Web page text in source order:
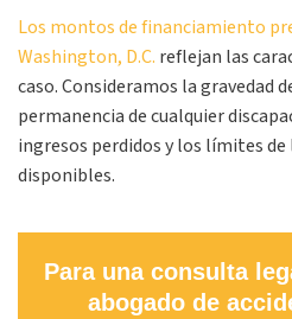
Los montos de financiamiento
Washington, D.C. reflejan las
caso. Consideramos la gravedad
permanencia de cualquier
ingresos perdidos y los límites de
disponibles.
Para una consulta
abogado de